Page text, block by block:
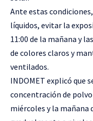
Ante estas
líquidos, evitar la
11:00 de la mañana y
de colores claros y
ventilados.
INDOMET explicó que
concentración de
miércoles y la mañana